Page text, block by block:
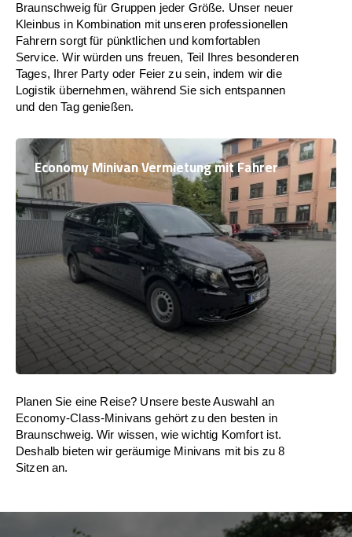
Braunschweig für Gruppen jeder Größe. Unser neuer
Kleinbus in Kombination mit unseren professionellen
Fahrern sorgt für pünktlichen und komfortablen
Service. Wir würden uns freuen, Teil Ihres besonderen
Tages, Ihrer Party oder Feier zu sein, indem wir die
Logistik übernehmen, während Sie sich entspannen
und den Tag genießen.
Economy Minivan Vermietung mit Fahrer
Planen Sie eine Reise? Unsere beste Auswahl an
Economy-Class-Minivans gehört zu den besten in
Braunschweig. Wir wissen, wie wichtig Komfort ist.
Deshalb bieten wir geräumige Minivans mit bis zu 8
Sitzen an.